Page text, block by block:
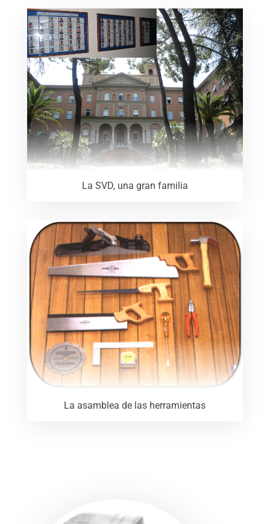
La SVD, una gran familia
La asamblea de las herramientas